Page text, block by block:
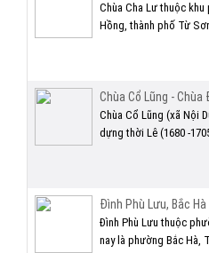
Chùa Cha Lư thuộc
Hồng, thành phố Từ
Chùa Cổ Lũng - Chùa
Chùa Cổ Lũng (xã Nội
dựng thời Lê (1680 -
Đình Phù Lưu, Bắc
Đình Phù Lưu thuộc
nay là phường Bắc Hà,